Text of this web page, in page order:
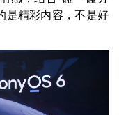
是精彩内容，不是好